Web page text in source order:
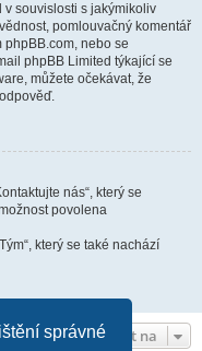
správné
souvislosti s jakýmikoliv
pomlouvačný komentář
phpBB.com, nebo se
phpBB Limited týkající se
můžete očekávat, že
nás“, který se
povolena
který se také nachází
Přejít na